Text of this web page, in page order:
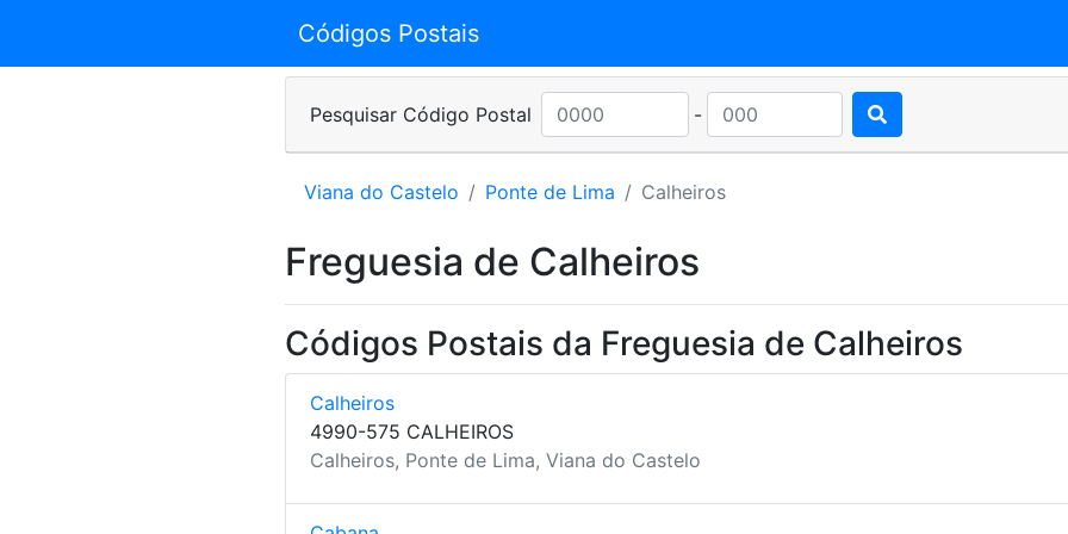
Códigos Postais
Pesquisar Código Postal -
Viana do Castelo Ponte de Lima Calheiros
Freguesia de Calheiros
Códigos Postais da Freguesia de Calheiros
Calheiros
4990-575 CALHEIROS
Calheiros, Ponte de Lima, Viana do Castelo